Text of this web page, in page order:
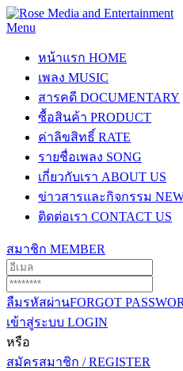
Menu
หน้าแรก HOME
เพลง MUSIC
สารคดี DOCUMENTARY
ซื้อสินค้า PRODUCT
ค่าลิขสิทธิ์ RATE
รายชื่อเพลง SONG
เกี่ยวกับเรา ABOUT US
ข่าวสารและกิจกรรม
ติดต่อเรา CONTACT US
สมาชิก MEMBER
ลืมรหัสผ่านFORGOT
เข้าสู่ระบบ LOGIN
หรือ
สมัครสมาชิก / REGISTER